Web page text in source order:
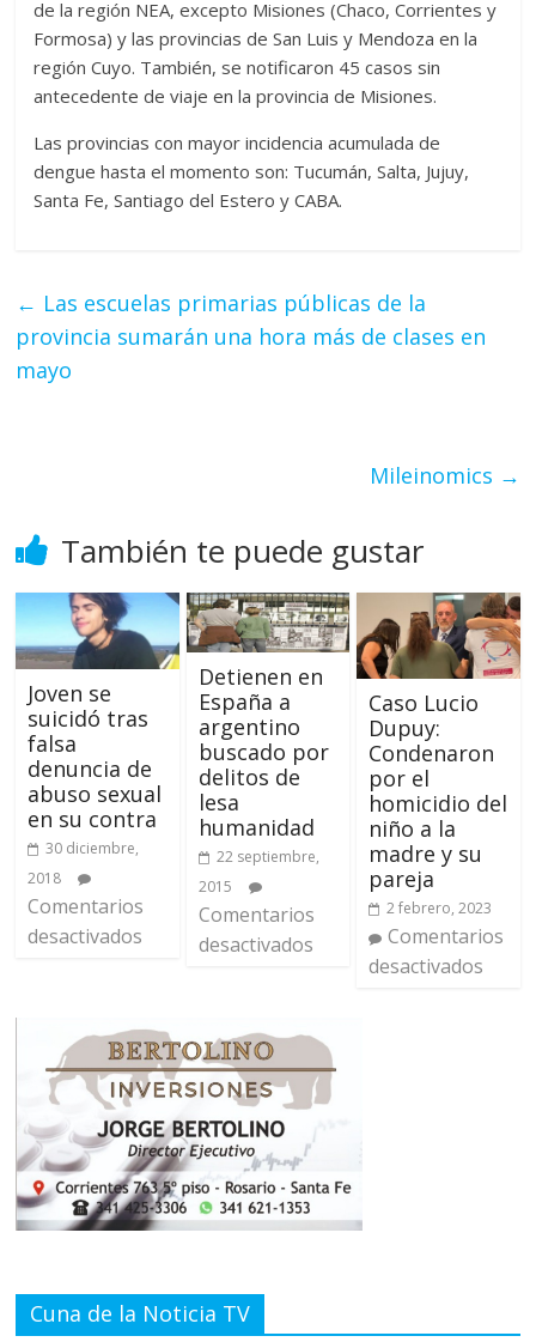
de la región NEA, excepto Misiones (Chaco, Corrientes y
Formosa) y las provincias de San Luis y Mendoza en la
región Cuyo. También, se notificaron 45 casos sin
antecedente de viaje en la provincia de Misiones.
Las provincias con mayor incidencia acumulada de
dengue hasta el momento son: Tucumán, Salta, Jujuy,
Santa Fe, Santiago del Estero y CABA.
← Las escuelas primarias públicas de la
provincia sumarán una hora más de clases en
mayo
Mileinomics →
También te puede gustar
Joven se
suicidó tras
falsa
denuncia de
abuso sexual
en su contra
30 diciembre,
2018
Comentarios
desactivados
Detienen en
España a
argentino
buscado por
delitos de
lesa
humanidad
22 septiembre,
2015
Comentarios
desactivados
Caso Lucio
Dupuy:
Condenaron
por el
homicidio del
niño a la
madre y su
pareja
2 febrero, 2023
Comentarios
desactivados
Cuna de la Noticia TV